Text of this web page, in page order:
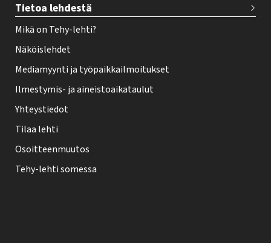
Tietoa lehdestä
Mikä on Tehy-lehti?
Näköislehdet
Mediamyynti ja työpaikkailmoitukset
Ilmestymis- ja aineistoaikataulut
Yhteystiedot
Tilaa lehti
Osoitteenmuutos
Tehy-lehti somessa